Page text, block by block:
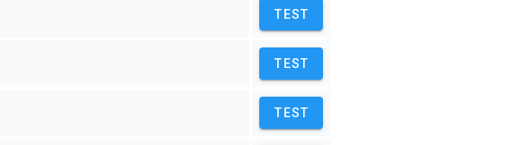
TEST
TEST
TEST